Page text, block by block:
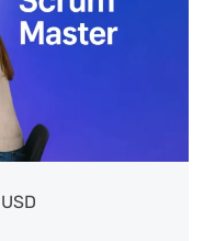
USD